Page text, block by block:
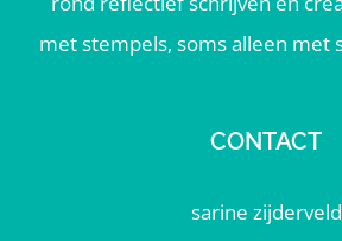
met stempels, soms alleen met
CONTACT
sarine zijderveld